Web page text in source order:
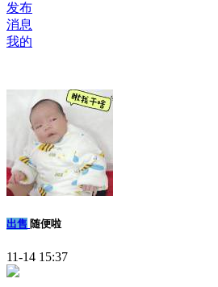
发布
消息
我的
出售 随便啦
11-14 15:37